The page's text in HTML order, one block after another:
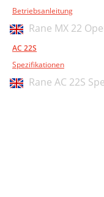
Betriebsanleitung
Rane MX 22
AC 22S
Spezifikationen
Rane AC 22S